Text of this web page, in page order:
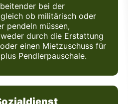
bei der
ob militärisch oder
pendeln müssen,
durch die Erstattung
einen Mietzuschuss für
Pendlerpauschale.